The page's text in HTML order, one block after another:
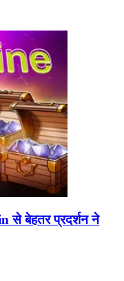
से बेहतर प्रदर्शन ने